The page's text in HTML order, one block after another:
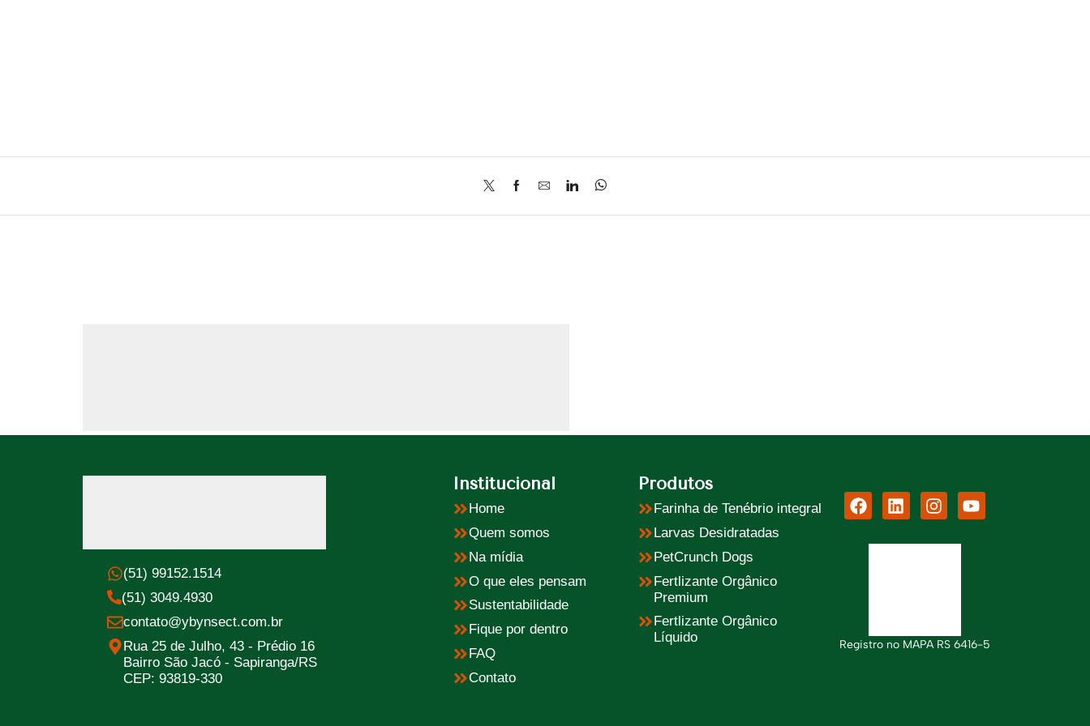
(51) 99152.1514
(51) 3049.4930
contato@ybynsect.com.br
Rua 25 de Julho, 43 - Prédio 16
Bairro São Jacó - Sapiranga/RS
CEP: 93819-330
Institucional
Home
Quem somos
Na mídia
O que eles pensam
Sustentabilidade
Fique por dentro
FAQ
Contato
Produtos
Farinha de Tenébrio integral
Larvas Desidratadas
PetCrunch Dogs
Fertlizante Orgânico
Premium
Fertlizante Orgânico
Líquido
Registro no MAPA RS 6416-5